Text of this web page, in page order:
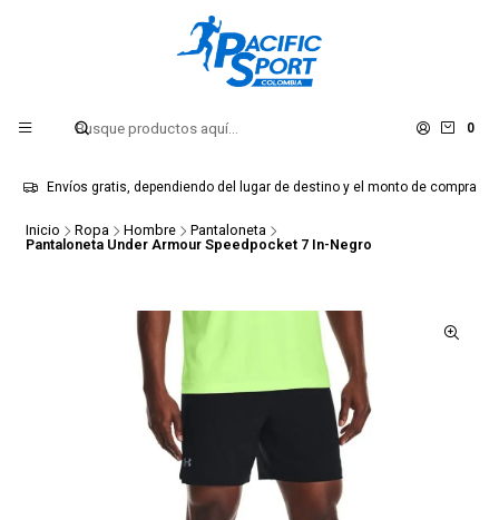
0
Envíos gratis, dependiendo del lugar de destino y el monto de compra
Inicio Ropa Hombre
Pantaloneta
Pantaloneta Under Armour Speedpocket 7 In-Negro